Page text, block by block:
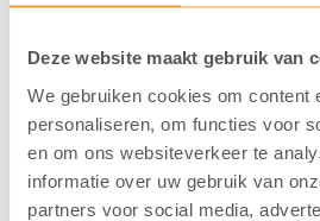
Deze website maakt gebruik van
We gebruiken cookies om content
personaliseren, om functies voor
en om ons websiteverkeer te
informatie over uw gebruik van
partners voor social media,